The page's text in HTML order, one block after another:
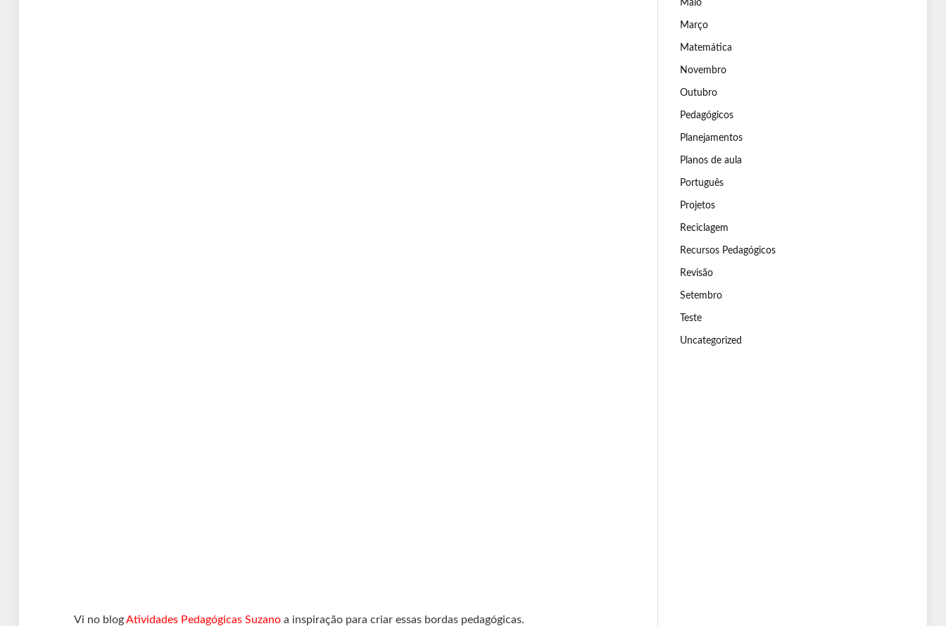
Vi no blogAtividades Pedagógicas Suzanoa inspiração para criar essas bordas pedagógicas.
Maio
Março
Matemática
Novembro
Outubro
Pedagógicos
Planejamentos
Planos de aula
Português
Projetos
Reciclagem
Recursos Pedagógicos
Revisão
Setembro
Teste
Uncategorized